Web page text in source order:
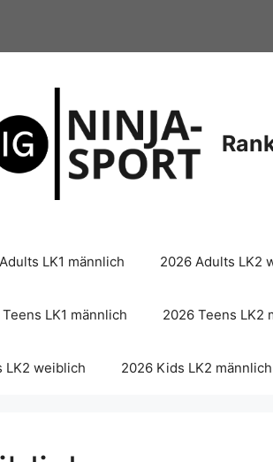
LK1 männlich 2026 Adults LK2
LK1 männlich 2026 Teens LK2
LK2 weiblich 2026 Kids LK2 männlich